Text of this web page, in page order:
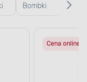
Bombki
plastikowe
Cena online